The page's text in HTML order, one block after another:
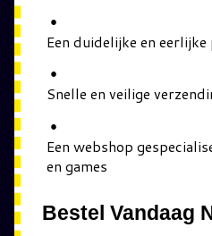
Een duidelijke en
Snelle en veilige
Een webshop
en games
Bestel Vandaag